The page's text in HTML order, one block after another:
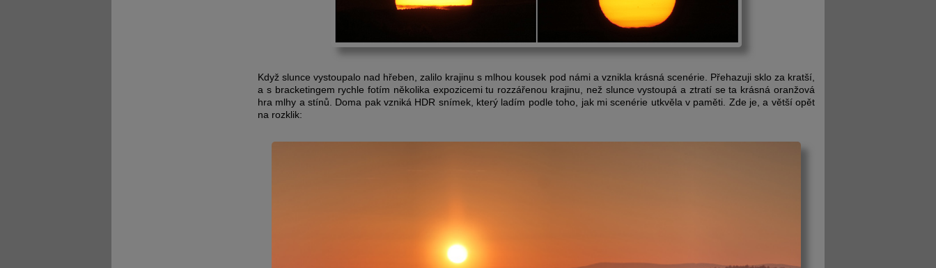
Když slunce vystoupalo nad hřeben, zalilo krajinu s mlhou kousek pod námi a vznikla krásná scenérie. Přehazuji sklo za kratší,
a s bracketingem rychle fotím několika expozicemi tu rozzářenou krajinu, než slunce vystoupá a ztratí se ta krásná oranžová
hra mlhy a stínů. Doma pak vzniká HDR snímek, který ladím podle toho, jak mi scenérie utkvěla v paměti. Zde je, a větší opět
na rozklik: